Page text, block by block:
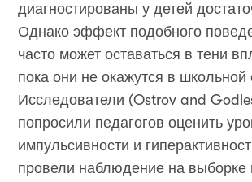
диагностированы у детей
Однако эффект подобного
часто может оставаться в тени
пока они не окажутся в школьной
Исследователи (Ostrov and
попросили педагогов оценить
импульсивности и
провели наблюдение на выборке